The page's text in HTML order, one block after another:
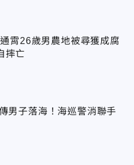
霄26歲男農地被尋獲成腐
摔亡
男子落海！海巡警消聯手